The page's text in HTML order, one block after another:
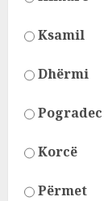
Ksamil
Dhërmi
Pogradec
Korcë
Përmet